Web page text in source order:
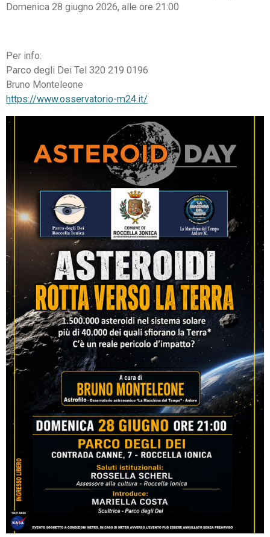
Domenica 28 giugno 2026, alle ore 21:00
Per info:
Parco degli Dei Tel 320 219 0196
Bruno Monteleone
https://www.osservatorio-m24.it/